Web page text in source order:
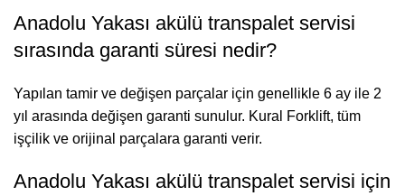
Anadolu Yakası akülü transpalet servisi
sırasında garanti süresi nedir?
Yapılan tamir ve değişen parçalar için genellikle 6 ay ile 2
yıl arasında değişen garanti sunulur. Kural Forklift, tüm
işçilik ve orijinal parçalara garanti verir.
Anadolu Yakası akülü transpalet servisi için